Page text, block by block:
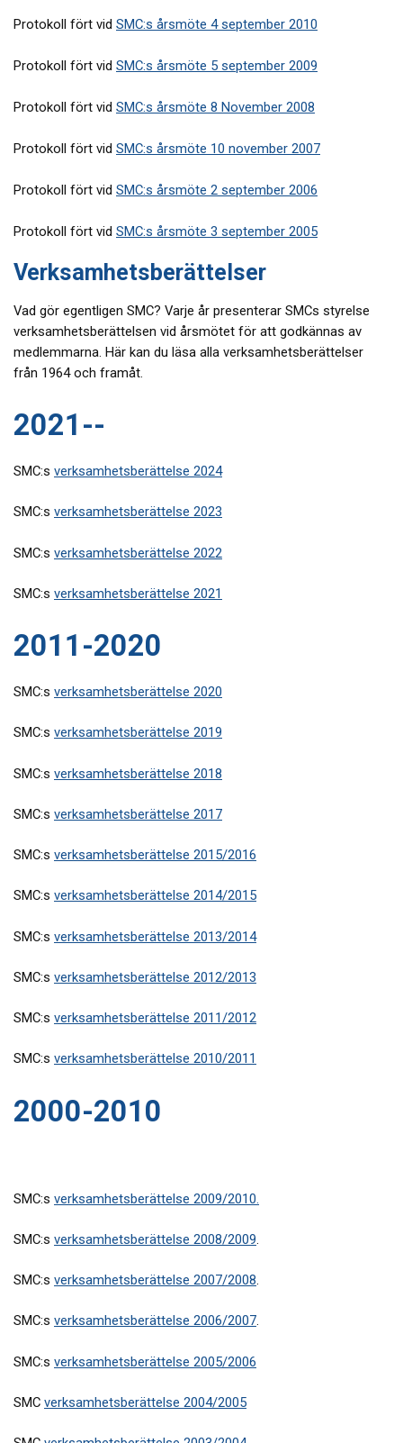
Protokoll fört vid SMC:s årsmöte 4 september 2010
Protokoll fört vid SMC:s årsmöte 5 september 2009
Protokoll fört vid SMC:s årsmöte 8 November 2008
Protokoll fört vid SMC:s årsmöte 10 november 2007
Protokoll fört vid SMC:s årsmöte 2 september 2006
Protokoll fört vid SMC:s årsmöte 3 september 2005
Verksamhetsberättelser
Vad gör egentligen SMC? Varje år presenterar SMCs styrelse
verksamhetsberättelsen vid årsmötet för att godkännas av
medlemmarna. Här kan du läsa alla verksamhetsberättelser
från 1964 och framåt.
2021--
SMC:s verksamhetsberättelse 2024
SMC:s verksamhetsberättelse 2023
SMC:s verksamhetsberättelse 2022
SMC:s verksamhetsberättelse 2021
2011-2020
SMC:s verksamhetsberättelse 2020
SMC:s verksamhetsberättelse 2019
SMC:s verksamhetsberättelse 2018
SMC:s verksamhetsberättelse 2017
SMC:s verksamhetsberättelse 2015/2016
SMC:s verksamhetsberättelse 2014/2015
SMC:s verksamhetsberättelse 2013/2014
SMC:s verksamhetsberättelse 2012/2013
SMC:s verksamhetsberättelse 2011/2012
SMC:s verksamhetsberättelse 2010/2011
2000-2010
SMC:s verksamhetsberättelse 2009/2010.
SMC:s verksamhetsberättelse 2008/2009.
SMC:s verksamhetsberättelse 2007/2008.
SMC:s verksamhetsberättelse 2006/2007.
SMC:s verksamhetsberättelse 2005/2006
SMC verksamhetsberättelse 2004/2005